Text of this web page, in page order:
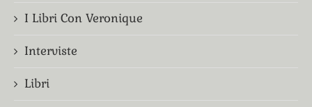
I Libri Con Veronique
Interviste
Libri